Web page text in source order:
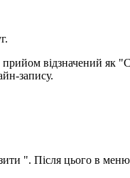
прийом відзначений як
запису.
". Після цього в